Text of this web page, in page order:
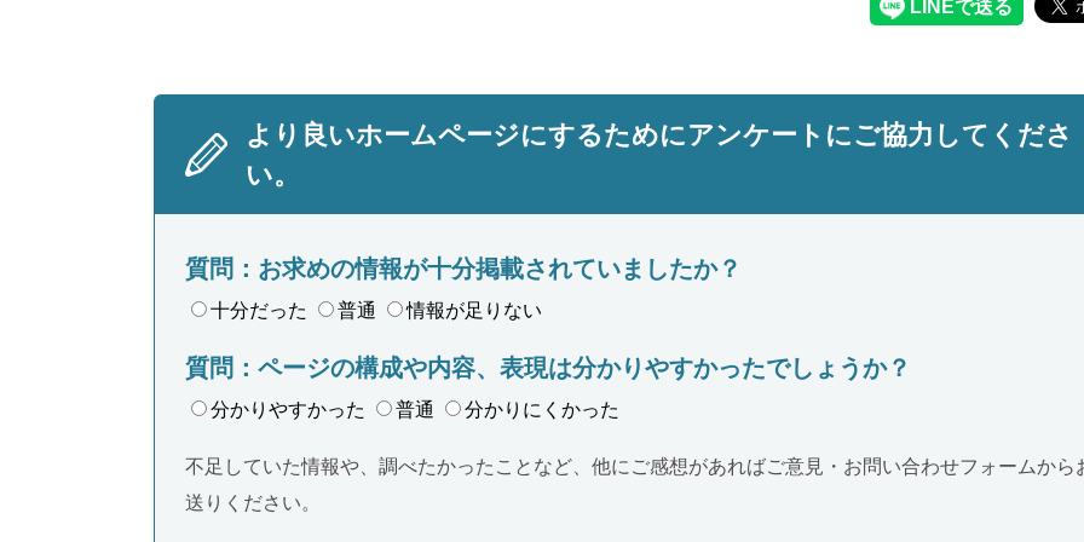
より良いホームページにするためにアンケートにご協力してくださ
い。
質問：お求めの情報が十分掲載されていましたか？
十分だった 普通 情報が足りない
質問：ページの構成や内容、表現は分かりやすかったでしょうか？
分かりやすかった 普通 分かりにくかった
不足していた情報や、調べたかったことなど、他にご感想があればご意見・お問い合わせフォームから
送りください。